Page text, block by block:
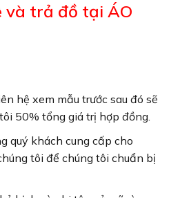
và trả đồ tại ÁO
hệ xem mẫu trước sau đó sẽ
50% tổng giá trị hợp đồng.
quý khách cung cấp cho
tôi để chúng tôi chuẩn bị